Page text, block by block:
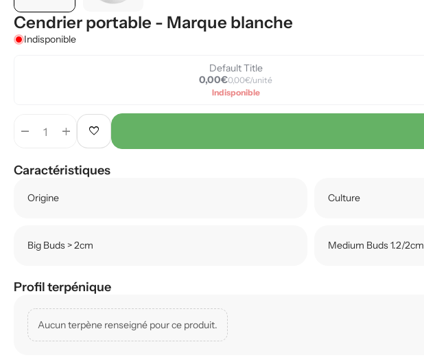
Cendrier portable - Marque blanche
Indisponible
Default Title
0,00€0,00€/unité
Indisponible
remove add favorite
Caractéristiques
Origine Culture
Big Buds > 2cm Medium Buds 1.2/2cm
Profil terpénique
Aucun terpène renseigné pour ce produit.